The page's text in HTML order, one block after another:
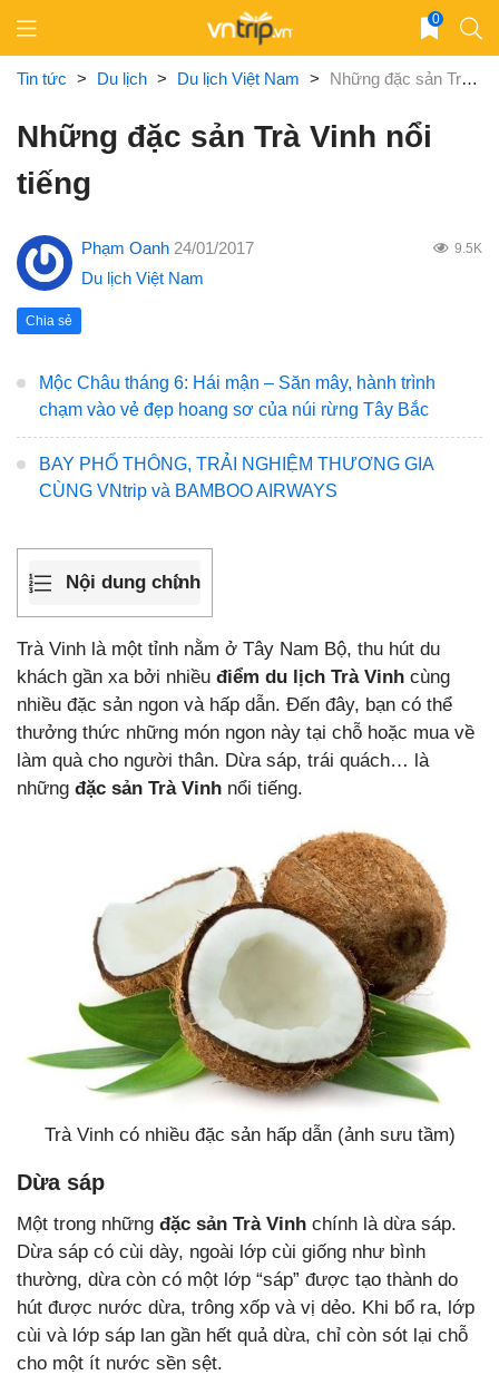
content
0
Tin tức > Du lịch > Du lịch Việt Nam > Những đặc sản Trà Vinh nổi tiếng
Những đặc sản Trà Vinh nổi
tiếng
Phạm Oanh 24/01/2017 9.5K
Du lịch Việt Nam
Chia sẻ
Mộc Châu tháng 6: Hái mận – Săn mây, hành trình
chạm vào vẻ đẹp hoang sơ của núi rừng Tây Bắc
BAY PHỔ THÔNG, TRẢI NGHIỆM THƯƠNG GIA
CÙNG VNtrip và BAMBOO AIRWAYS
Nội dung chính
Trà Vinh là một tỉnh nằm ở Tây Nam Bộ, thu hút du
khách gần xa bởi nhiều điểm du lịch Trà Vinh cùng
nhiều đặc sản ngon và hấp dẫn. Đến đây, bạn có thể
thưởng thức những món ngon này tại chỗ hoặc mua về
làm quà cho người thân. Dừa sáp, trái quách… là
những đặc sản Trà Vinh nổi tiếng.
Trà Vinh có nhiều đặc sản hấp dẫn (ảnh sưu tầm)
Dừa sáp
Một trong những đặc sản Trà Vinh chính là dừa sáp.
Dừa sáp có cùi dày, ngoài lớp cùi giống như bình
thường, dừa còn có một lớp “sáp” được tạo thành do
hút được nước dừa, trông xốp và vị dẻo. Khi bổ ra, lớp
cùi và lớp sáp lan gần hết quả dừa, chỉ còn sót lại chỗ
cho một ít nước sền sệt.